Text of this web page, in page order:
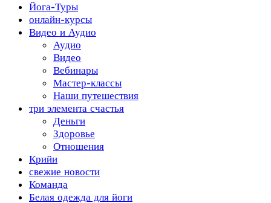
Йога-Туры
онлайн-курсы
Видео и Аудио
Аудио
Видео
Вебинары
Мастер-классы
Наши путешествия
три элемента счастья
Деньги
Здоровье
Отношения
Крийи
свежие новости
Команда
Белая одежда для йоги